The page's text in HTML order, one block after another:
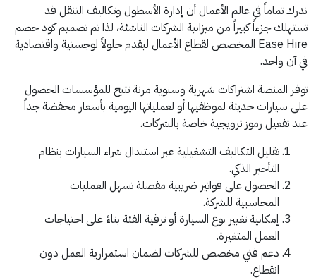
ندرك تماماً في عالم الأعمال أن إدارة الأسطول وتكاليف التنقل قد
تستهلك جزءاً كبيراً من ميزانية الشركات الناشئة، لذا تم تصميم كود خصم
Ease Hire المخصص لقطاع الأعمال ليقدم حلولاً لوجستية واقتصادية
في آن واحد.
توفر المنصة اشتراكات شهرية وسنوية مرنة تتيح للمؤسسات الحصول
على سيارات حديثة لموظفيها أو لعملياتها اليومية بأسعار مخفضة جداً
عند تفعيل رموز ترويجية خاصة بالشركات.
تقليل التكاليف التشغيلية عبر استبدال شراء السيارات بنظام
التأجير الذكي.
الحصول على فواتير ضريبية مفصلة تسهل العمليات
المحاسبية للشركة.
إمكانية تغيير نوع السيارة أو ترقية الفئة بناءً على احتياجات
العمل المتغيرة.
دعم فني مخصص للشركات لضمان استمرارية العمل دون
انقطاع.